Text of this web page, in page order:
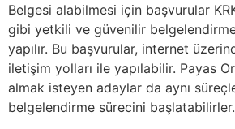
Belgesi alabilmesi için başvurular
gibi yetkili ve güvenilir
yapılır. Bu başvurular, internet
iletişim yolları ile yapılabilir. Payas
almak isteyen adaylar da aynı
belgelendirme sürecini başlatabilirler.